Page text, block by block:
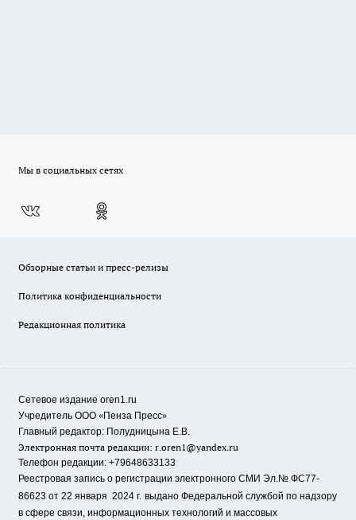
Мы в социальных сетях
Обзорные статьи и пресс-релизы
Политика конфиденциальности
Редакционная политика
Сетевое издание oren1.ru
Учредитель ООО «Пенза Пресс»
Главный редактор: Полудницына Е.В.
Электронная почта редакции: r.oren1@yandex.ru
Телефон редакции: +79648633133
Реестровая запись о регистрации электронного СМИ Эл.№ ФС77-
86623 от 22 января 2024 г. выдано Федеральной службой по надзору
в сфере связи, информационных технологий и массовых